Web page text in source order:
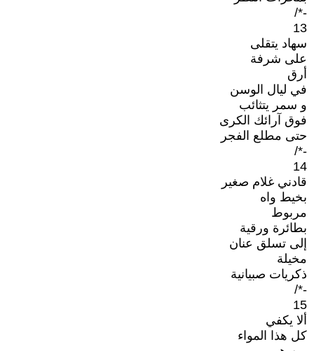
-*/
13
سهاد يتقلى
على شرفة
أرق
في ليال الوسن
و سمر يتثائب
فوق آرائك الكرى
حتى مطلع الفجر
-*/
14
قادني غلام صغير
بخيط واه
مربوط
بطائرة ورقية
إلى تسلق عنان
مخيلة
ذكريات صبيانية
-*/
15
ألا يكفي
كل هذا المواء